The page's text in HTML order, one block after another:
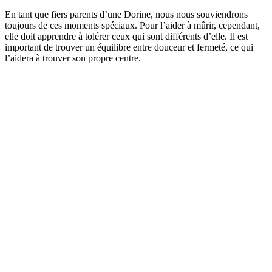
En tant que fiers parents d’une Dorine, nous nous souviendrons
toujours de ces moments spéciaux. Pour l’aider à mûrir, cependant,
elle doit apprendre à tolérer ceux qui sont différents d’elle. Il est
important de trouver un équilibre entre douceur et fermeté, ce qui
l’aidera à trouver son propre centre.